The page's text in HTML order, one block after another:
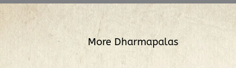
More Dharmapalas